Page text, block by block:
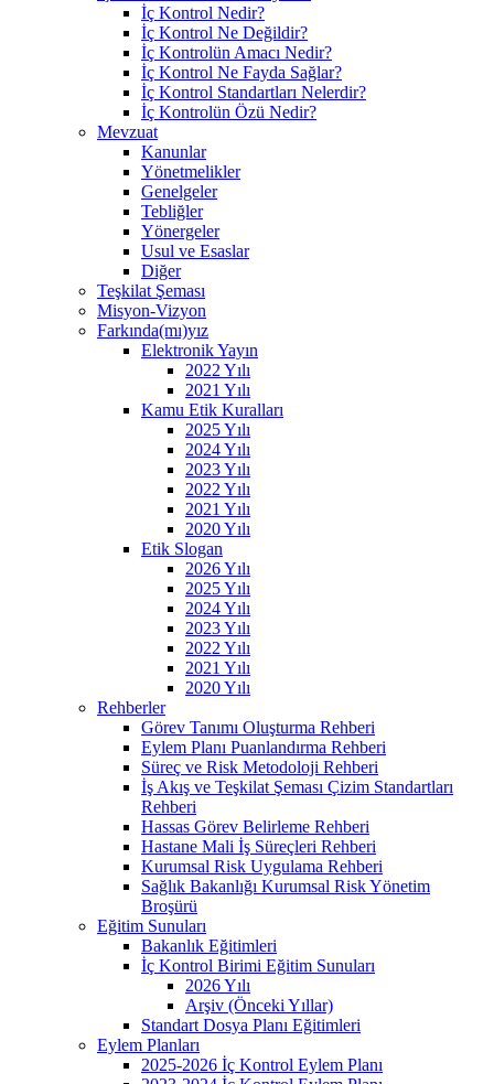
İç Kontrol Nedir?
İç Kontrol Ne Değildir?
İç Kontrolün Amacı Nedir?
İç Kontrol Ne Fayda Sağlar?
İç Kontrol Standartları Nelerdir?
İç Kontrolün Özü Nedir?
Mevzuat
Kanunlar
Yönetmelikler
Genelgeler
Tebliğler
Yönergeler
Usul ve Esaslar
Diğer
Teşkilat Şeması
Misyon-Vizyon
Farkında(mı)yız
Elektronik Yayın
2022 Yılı
2021 Yılı
Kamu Etik Kuralları
2025 Yılı
2024 Yılı
2023 Yılı
2022 Yılı
2021 Yılı
2020 Yılı
Etik Slogan
2026 Yılı
2025 Yılı
2024 Yılı
2023 Yılı
2022 Yılı
2021 Yılı
2020 Yılı
Rehberler
Görev Tanımı Oluşturma Rehberi
Eylem Planı Puanlandırma Rehberi
Süreç ve Risk Metodoloji Rehberi
İş Akış ve Teşkilat Şeması Çizim Standartları
Rehberi
Hassas Görev Belirleme Rehberi
Hastane Mali İş Süreçleri Rehberi
Kurumsal Risk Uygulama Rehberi
Sağlık Bakanlığı Kurumsal Risk Yönetim
Broşürü
Eğitim Sunuları
Bakanlık Eğitimleri
İç Kontrol Birimi Eğitim Sunuları
2026 Yılı
Arşiv (Önceki Yıllar)
Standart Dosya Planı Eğitimleri
Eylem Planları
2025-2026 İç Kontrol Eylem Planı